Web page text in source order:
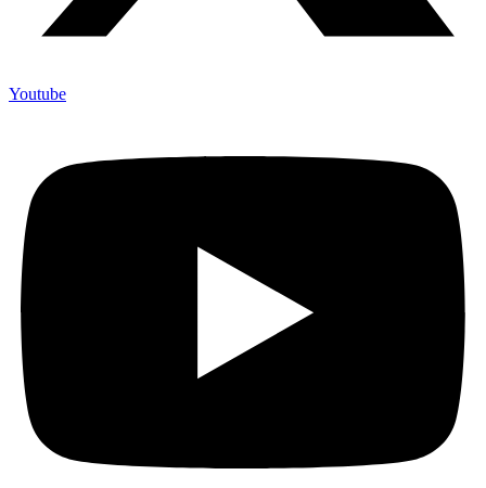
Youtube